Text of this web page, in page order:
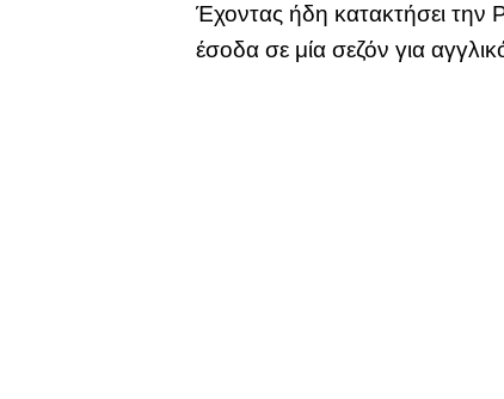
Έχοντας ήδη κατακτήσει
έσοδα σε μία σεζόν για